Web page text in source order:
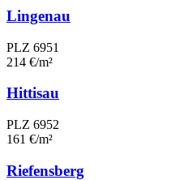
Lingenau
PLZ 6951
214 €/m²
Hittisau
PLZ 6952
161 €/m²
Riefensberg